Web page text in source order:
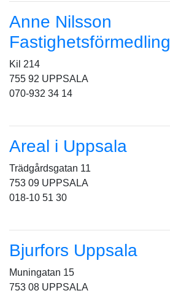
Anne Nilsson
Fastighetsförmedling
Kil 214
755 92 UPPSALA
070-932 34 14
Areal i Uppsala
Trädgårdsgatan 11
753 09 UPPSALA
018-10 51 30
Bjurfors Uppsala
Muningatan 15
753 08 UPPSALA